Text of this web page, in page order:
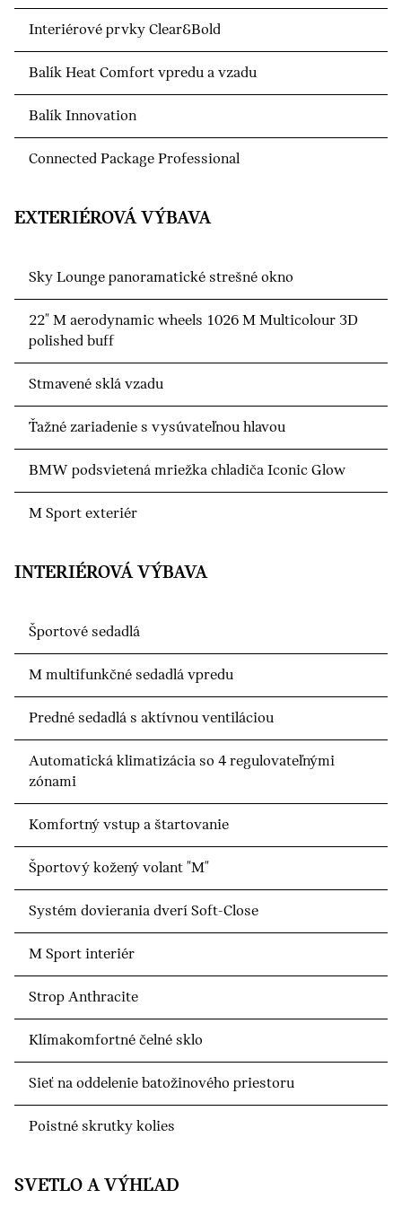
Interiérové prvky Clear&Bold
Balík Heat Comfort vpredu a vzadu
Balík Innovation
Connected Package Professional
EXTERIÉROVÁ VÝBAVA
Sky Lounge panoramatické strešné okno
22" M aerodynamic wheels 1026 M Multicolour 3D
polished buff
Stmavené sklá vzadu
Ťažné zariadenie s vysúvateľnou hlavou
BMW podsvietená mriežka chladiča Iconic Glow
M Sport exteriér
INTERIÉROVÁ VÝBAVA
Športové sedadlá
M multifunkčné sedadlá vpredu
Predné sedadlá s aktívnou ventiláciou
Automatická klimatizácia so 4 regulovateľnými
zónami
Komfortný vstup a štartovanie
Športový kožený volant "M"
Systém dovierania dverí Soft-Close
M Sport interiér
Strop Anthracite
Klímakomfortné čelné sklo
Sieť na oddelenie batožinového priestoru
Poistné skrutky kolies
SVETLO A VÝHĽAD